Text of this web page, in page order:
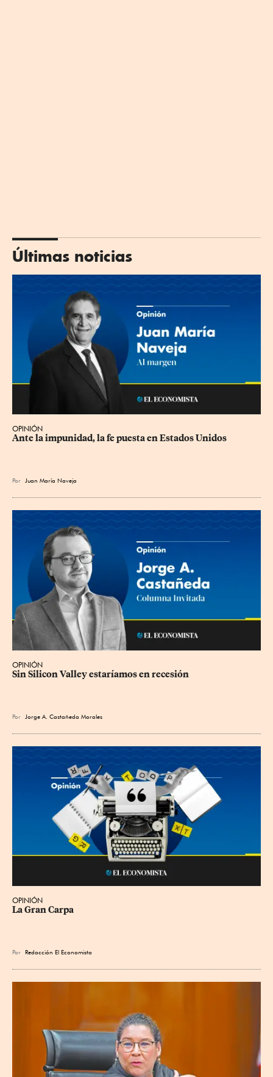
Últimas noticias
OPINIÓN
Ante la impunidad, la fe puesta en Estados Unidos
Por Juan María Naveja
OPINIÓN
Sin Silicon Valley estaríamos en recesión
Por Jorge A. Castañeda Morales
OPINIÓN
La Gran Carpa
Por Redacción El Economista